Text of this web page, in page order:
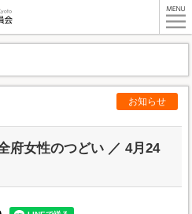
お知らせ
府女性のつどい ／ 4月24